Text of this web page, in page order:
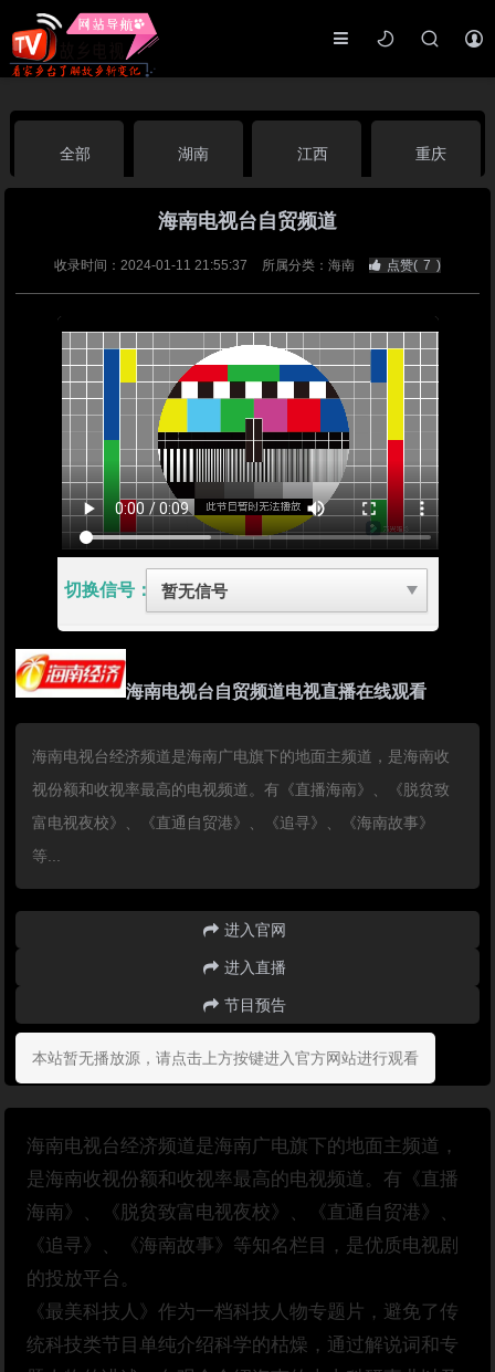
全部 湖南 江西 重庆
河南 福建
海南 宁夏 西藏 新疆
海南电视台自贸频道
收录时间：2024-01-11 21:55:37 所属分类：海南 点赞( 7 )
切换信号：
海南电视台自贸频道电视直播在线观看
海南电视台经济频道是海南广电旗下的地面主频道，是海南收
视份额和收视率最高的电视频道。有《直播海南》、《脱贫致
富电视夜校》、《直通自贸港》、《追寻》、《海南故事》
等...
进入官网
进入直播
节目预告
本站暂无播放源，请点击上方按键进入官方网站进行观看
海南电视台经济频道是海南广电旗下的地面主频道，
是海南收视份额和收视率最高的电视频道。有《直播
海南》、《脱贫致富电视夜校》、《直通自贸港》、
《追寻》、《海南故事》等知名栏目，是优质电视剧
的投放平台。
《最美科技人》作为一档科技人物专题片，避免了传
统科技类节目单纯介绍科学的枯燥，通过解说词和专